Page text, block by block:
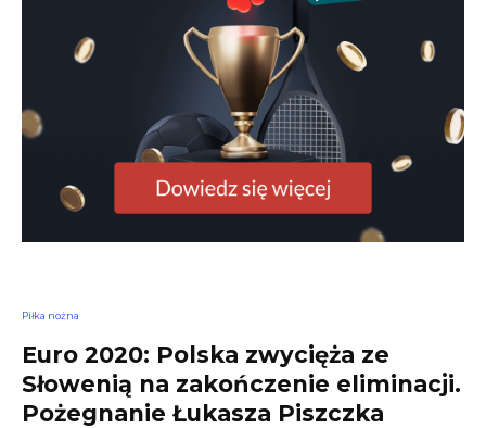
Piłka nożna
Euro 2020: Polska zwycięża ze
Słowenią na zakończenie eliminacji.
Pożegnanie Łukasza Piszczka